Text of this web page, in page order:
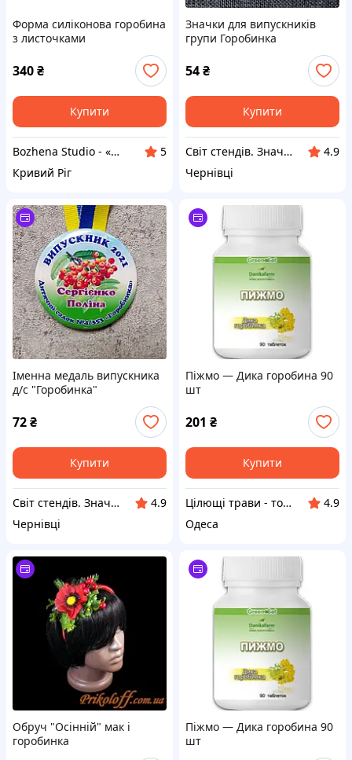
Форма силіконова горобина
з листочками
340₴
Купити
Bozhena Studio - «Майстерня затишку: мило, свічки, гіпс та авторські форми»
5
Кривий Ріг
Значки для випускників
групи Горобинка
54₴
Купити
Світ стендів. Значки, годинники, магніти, дитячі товари та сувеніри
4.9
Чернівці
Іменна медаль випускника
д/с "Горобинка"
72₴
Купити
Світ стендів. Значки, годинники, магніти, дитячі товари та сувеніри
4.9
Чернівці
Піжмо — Дика горобина 90
шт
201 ₴
Купити
Цілющі трави - товари для здоров'я та краси
4.9
Одеса
Обруч "Осінній" мак і
горобинка
Піжмо — Дика горобина 90
шт